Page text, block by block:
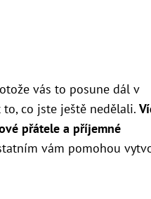
vás to posune dál v
co jste ještě nedělali.
přátele a příjemné
vám pomohou